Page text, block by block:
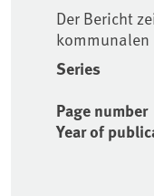
Der Bericht
Series
Page number
Year of